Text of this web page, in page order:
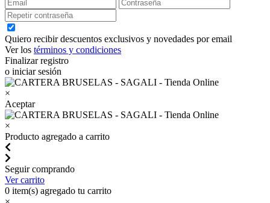
Quiero recibir descuentos exclusivos y novedades por email
Ver los términos y condiciones
Finalizar registro
o iniciar sesión
×
Aceptar
×
Producto agregado a carrito
Seguir comprando
Ver carrito
0 item(s) agregado tu carrito